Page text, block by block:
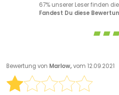
67% unserer Leser finden
Fandest Du diese
Bewertung von Marlow,vom 12.09.2021